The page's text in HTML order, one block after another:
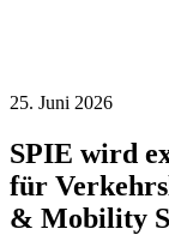
25. Juni 2026
SPIE wird
für
& Mobility